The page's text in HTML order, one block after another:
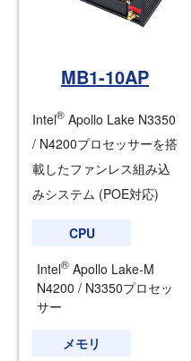
MB1-10AP
Intel® Apollo Lake N3350
/ N4200プロセッサーを搭
載したファンレス組み込
みシステム (POE対応)
CPU
Intel® Apollo Lake-M
N4200 / N3350プロセッ
サー
メモリ